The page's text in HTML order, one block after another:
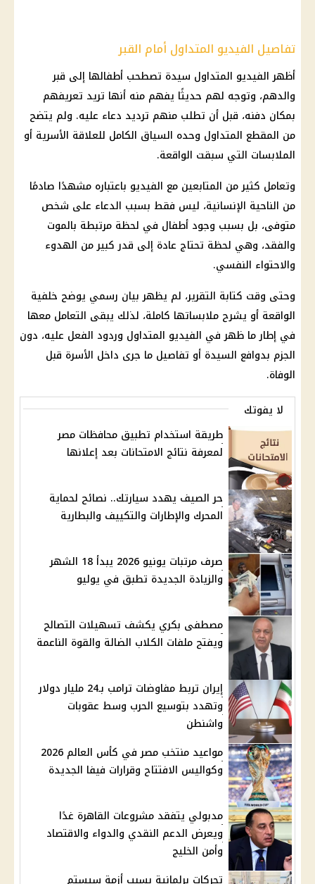
تفاصيل الفيديو المتداول أمام القبر
أظهر الفيديو المتداول سيدة تصطحب أطفالها إلى قبر
والدهم، وتوجه لهم حديثًا يفهم منه أنها تريد تعريفهم
بمكان دفنه، قبل أن تطلب منهم ترديد دعاء عليه. ولم يتضح
من المقطع المتداول وحده السياق الكامل للعلاقة الأسرية أو
الملابسات التي سبقت الواقعة.
وتعامل كثير من المتابعين مع الفيديو باعتباره مشهدًا صادمًا
من الناحية الإنسانية، ليس فقط بسبب الدعاء على شخص
متوفى، بل بسبب وجود أطفال في لحظة مرتبطة بالموت
والفقد، وهي لحظة تحتاج عادة إلى قدر كبير من الهدوء
والاحتواء النفسي.
وحتى وقت كتابة التقرير، لم يظهر بيان رسمي يوضح خلفية
الواقعة أو يشرح ملابساتها كاملة، لذلك يبقى التعامل معها
في إطار ما ظهر في الفيديو المتداول وردود الفعل عليه، دون
الجزم بدوافع السيدة أو تفاصيل ما جرى داخل الأسرة قبل
الوفاة.
لا يفوتك
طريقة استخدام تطبيق محافظات مصر
لمعرفة نتائج الامتحانات بعد إعلانها
حر الصيف يهدد سيارتك.. نصائح لحماية
المحرك والإطارات والتكييف والبطارية
صرف مرتبات يونيو 2026 يبدأ 18 الشهر
والزيادة الجديدة تطبق في يوليو
مصطفى بكري يكشف تسهيلات التصالح
ويفتح ملفات الكلاب الضالة والقوة الناعمة
إيران تربط مفاوضات ترامب بـ24 مليار دولار
وتهدد بتوسيع الحرب وسط عقوبات
واشنطن
مواعيد منتخب مصر في كأس العالم 2026
وكواليس الافتتاح وقرارات فيفا الجديدة
مدبولي يتفقد مشروعات القاهرة غدًا
ويعرض الدعم النقدي والدواء والاقتصاد
وأمن الخليج
تحركات برلمانية بسبب أزمة سيستم